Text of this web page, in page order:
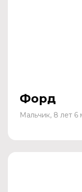
Форд
Мальчик, 8 лет